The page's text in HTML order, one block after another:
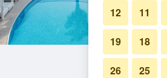
11
12
18
19
25
26